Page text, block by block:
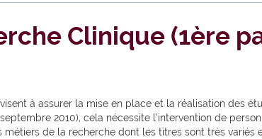
Clinique (1ère
à assurer la mise en place et la réalisation des
2010), cela nécessite l’intervention de
de la recherche dont les titres sont très variés